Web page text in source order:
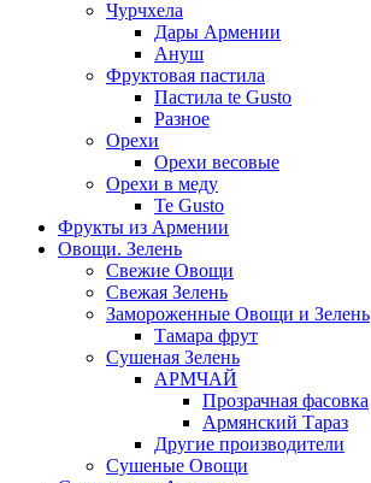
Чурчхела
Дары Армении
Ануш
Фруктовая пастила
Пастила te Gusto
Разное
Орехи
Орехи весовые
Орехи в меду
Te Gusto
Фрукты из Армении
Овощи. Зелень
Свежие Овощи
Свежая Зелень
Замороженные Овощи и Зелень
Тамара фрут
Сушеная Зелень
АРМЧАЙ
Прозрачная фасовка
Армянский Тараз
Другие производители
Сушеные Овощи